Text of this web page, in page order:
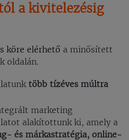
a kivitelezésig
köre elérhető a minősített
oldalán.
több tízéves múltra
marketing
alakítottunk ki, amely a
és márkastratégia, online-